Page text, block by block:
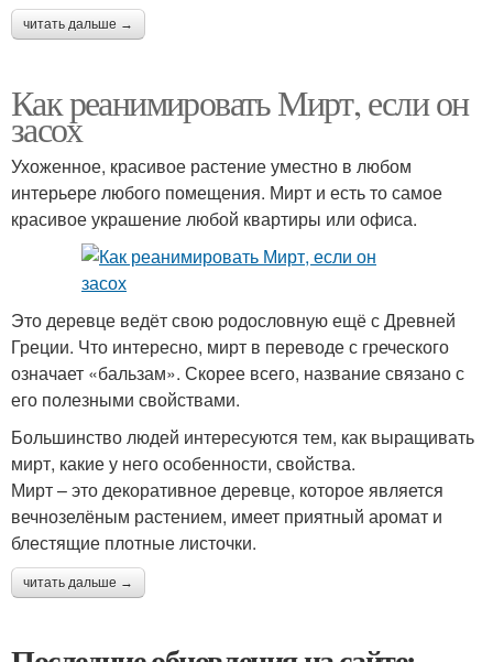
читать дальше →
Как реанимировать Мирт, если он
засох
Ухоженное, красивое растение уместно в любом
интерьере любого помещения. Мирт и есть то самое
красивое украшение любой квартиры или офиса.
Это деревце ведёт свою родословную ещё с Древней
Греции. Что интересно, мирт в переводе с греческого
означает «бальзам». Скорее всего, название связано с
его полезными свойствами.
Большинство людей интересуются тем, как выращивать
мирт, какие у него особенности, свойства.
Мирт – это декоративное деревце, которое является
вечнозелёным растением, имеет приятный аромат и
блестящие плотные листочки.
читать дальше →